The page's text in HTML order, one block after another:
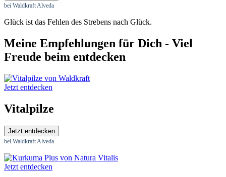
bei Waldkraft Alveda
Glück ist das Fehlen des Strebens nach Glück.
Meine Empfehlungen für Dich - Viel
Freude beim entdecken
Jetzt entdecken
Vitalpilze
Jetzt entdecken
bei Waldkraft Alveda
Jetzt entdecken